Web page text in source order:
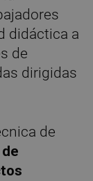
didáctica a
de
dirigidas
de